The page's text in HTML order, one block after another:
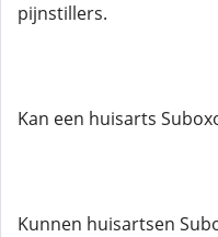
pijnstillers.
Kan een huisarts
Kunnen huisartsen